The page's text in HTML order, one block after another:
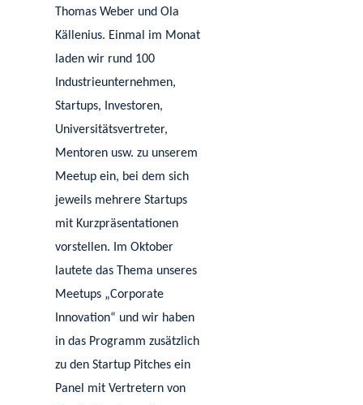
Thomas Weber und Ola
Källenius. Einmal im Monat
laden wir rund 100
Industrieunternehmen,
Startups, Investoren,
Universitätsvertreter,
Mentoren usw. zu unserem
Meetup ein, bei dem sich
jeweils mehrere Startups
mit Kurzpräsentationen
vorstellen. Im Oktober
lautete das Thema unseres
Meetups „Corporate
Innovation“ und wir haben
in das Programm zusätzlich
zu den Startup Pitches ein
Panel mit Vertretern von